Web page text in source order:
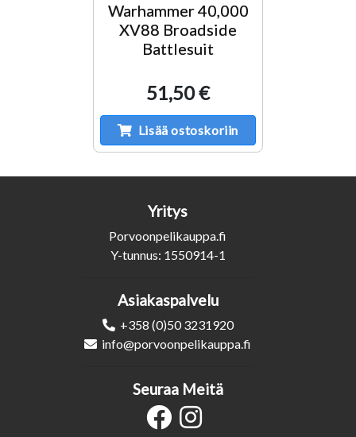
Warhammer 40,000
XV88 Broadside
Battlesuit
51,50 €
Lisää ostoskoriin
Yritys
Porvoonpelikauppa.fi
Y-tunnus: 1550914-1
Asiakaspalvelu
+358 (0)50 3231920
info@porvoonpelikauppa.fi
Seuraa Meitä